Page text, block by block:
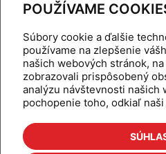
POUŽÍVAME
Súbory cookie a ďalšie
používame na zlepšenie
našich webových stránok,
zobrazovali prispôsobený
analýzu návštevnosti našich
pochopenie toho, odkiaľ
Dynamické termostatické ventily
Domov
Aktuality
Kalkulačky
Na stiahnutie